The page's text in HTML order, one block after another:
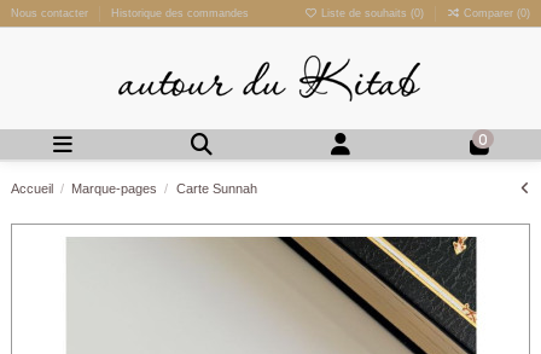
Nous contacter Historique des commandes Liste de souhaits (0) Comparer (0)
0
Accueil Marque-pages Carte Sunnah